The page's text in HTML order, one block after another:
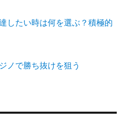
したい時は何を選ぶ？積極的
ノで勝ち抜けを狙う